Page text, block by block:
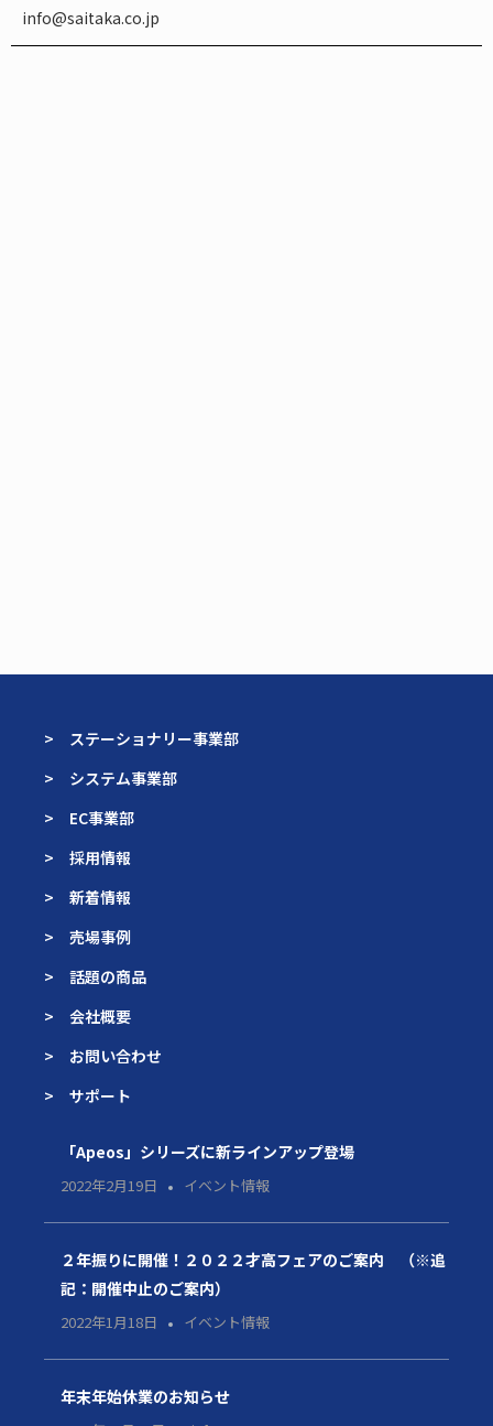
info@saitaka.co.jp
> ステーショナリー事業部
> システム事業部
> EC事業部
> 採用情報
> 新着情報
> 売場事例
> 話題の商品
> 会社概要
> お問い合わせ
> サポート
「Apeos」シリーズに新ラインアップ登場
2022年2月19日 イベント情報
２年振りに開催！２０２２才高フェアのご案内 （※追
記：開催中止のご案内）
2022年1月18日 イベント情報
年末年始休業のお知らせ